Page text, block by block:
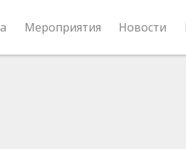
Мероприятия Новости